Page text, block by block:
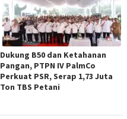
Dukung B50 dan Ketahanan
Pangan, PTPN IV PalmCo
Perkuat PSR, Serap 1,73 Juta
Ton TBS Petani